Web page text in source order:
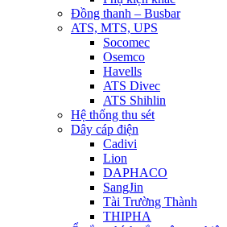
Đồng thanh – Busbar
ATS, MTS, UPS
Socomec
Osemco
Havells
ATS Divec
ATS Shihlin
Hệ thống thu sét
Dây cáp điện
Cadivi
Lion
DAPHACO
SangJin
Tài Trường Thành
THIPHA